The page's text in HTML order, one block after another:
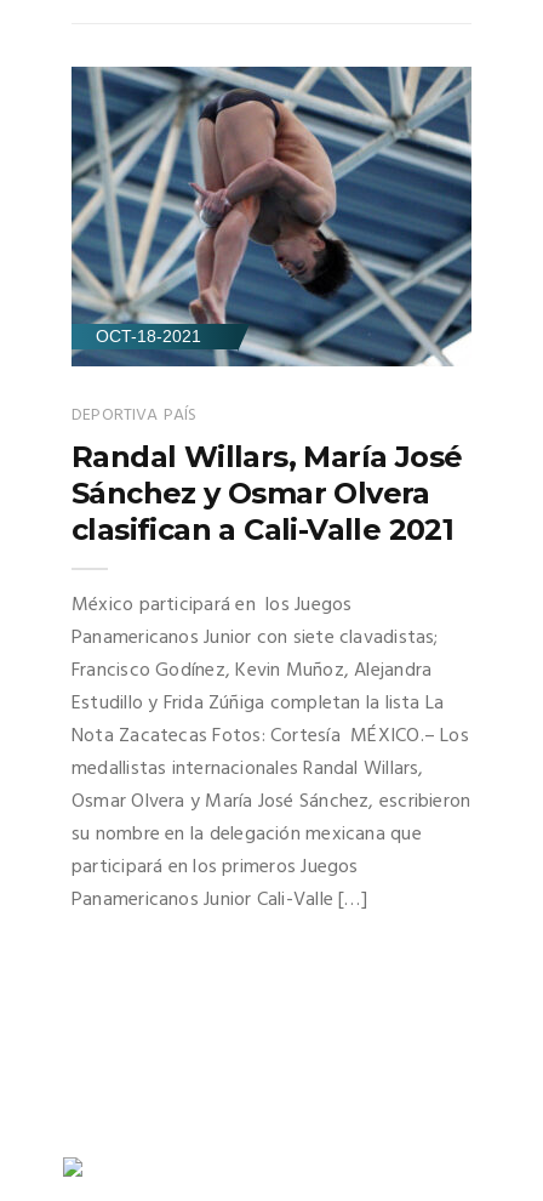
OCT-18-2021
DEPORTIVA PAÍS
Randal Willars, María José
Sánchez y Osmar Olvera
clasifican a Cali-Valle 2021
México participará en los Juegos
Panamericanos Junior con siete clavadistas;
Francisco Godínez, Kevin Muñoz, Alejandra
Estudillo y Frida Zúñiga completan la lista La
Nota Zacatecas Fotos: Cortesía MÉXICO.– Los
medallistas internacionales Randal Willars,
Osmar Olvera y María José Sánchez, escribieron
su nombre en la delegación mexicana que
participará en los primeros Juegos
Panamericanos Junior Cali-Valle […]